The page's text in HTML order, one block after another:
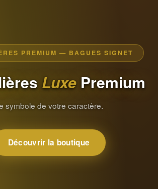
PREMIUM — BAGUES SIGNET
LuxePremium
symbole de votre caractère.
Découvrir la boutique